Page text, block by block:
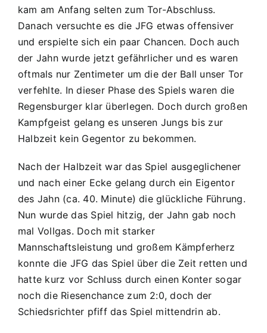
SSV
Jahn
Rgbg.
II
1:0
(0:0)
kam am Anfang selten zum Tor-Abschluss.
Danach versuchte es die JFG etwas offensiver
und erspielte sich ein paar Chancen. Doch auch
der Jahn wurde jetzt gefährlicher und es waren
oftmals nur Zentimeter um die der Ball unser Tor
verfehlte. In dieser Phase des Spiels waren die
Regensburger klar überlegen. Doch durch großen
Kampfgeist gelang es unseren Jungs bis zur
Halbzeit kein Gegentor zu bekommen.
Nach der Halbzeit war das Spiel ausgeglichener
und nach einer Ecke gelang durch ein Eigentor
des Jahn (ca. 40. Minute) die glückliche Führung.
Nun wurde das Spiel hitzig, der Jahn gab noch
mal Vollgas. Doch mit starker
Mannschaftsleistung und großem Kämpferherz
konnte die JFG das Spiel über die Zeit retten und
hatte kurz vor Schluss durch einen Konter sogar
noch die Riesenchance zum 2:0, doch der
Schiedsrichter pfiff das Spiel mittendrin ab.